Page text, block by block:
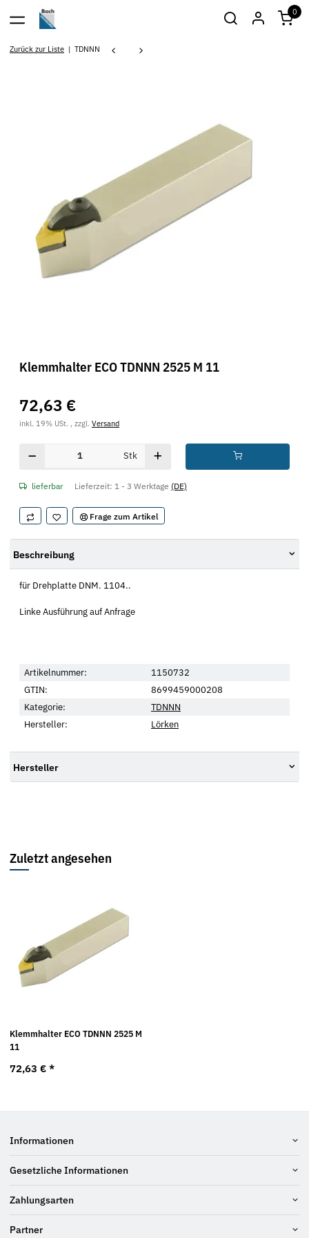
0
Zurück zur Liste TDNNN
Klemmhalter ECO TDNNN 2525 M 11
72,63 €
inkl. 19% USt. , zzgl. Versand
Stk
lieferbar Lieferzeit: 1 - 3 Werktage (DE)
Frage zum Artikel
Beschreibung
für Drehplatte DNM. 1104..
Linke Ausführung auf Anfrage
Artikelnummer:
1150732
GTIN:
8699459000208
Kategorie:
TDNNN
Hersteller:
Lörken
Hersteller
Zuletzt angesehen
Klemmhalter ECO TDNNN 2525 M
11
72,63 € *
Informationen
Gesetzliche Informationen
Zahlungsarten
Partner